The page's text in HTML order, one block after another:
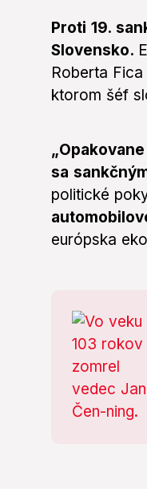
Proti 19.
Slovensko.
Roberta
ktorom šéf
sa
politické
európska